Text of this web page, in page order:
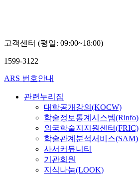
고객센터 (평일: 09:00~18:00)
1599-3122
ARS 번호안내
관련누리집
대학공개강의(KOCW)
학술정보통계시스템(Rinfo)
외국학술지지원센터(FRIC)
학술관계분석서비스(SAM)
사서커뮤니티
기관회원
지식나눔(LOOK)